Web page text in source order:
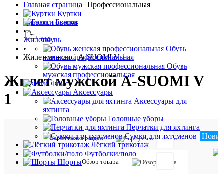
Профессиональная
Куртки
Брюки
Обувь
Обувь
женская профессиональная
Обувь
мужская профессиональная
Флис
Аксессуары
Аксессуары для
яхтинга
Головные уборы
Перчатки для яхтинга
Сумки для яхтсменов
Лёгкий трикотаж
Футболки/поло
Шорты
Главная страница
•
Каталог товаров
•
Жилеты
•
Жилет мужской A-SUOMI V 1
Жилет мужской A-SUOMI V
1
Вернуться в раздел
Обзор товара
21